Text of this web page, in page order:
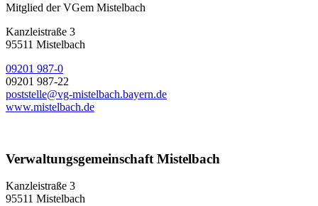
Mitglied der VGem Mistelbach
Kanzleistraße 3
95511 Mistelbach
09201 987-0
09201 987-22
poststelle@vg-mistelbach.bayern.de
www.mistelbach.de
Verwaltungsgemeinschaft Mistelbach
Kanzleistraße 3
95511 Mistelbach